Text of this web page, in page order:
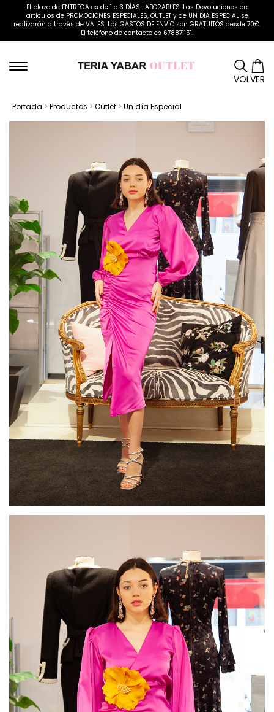
El plazo de ENTREGA es de 1 a 3 DÍAS LABORABLES. Las Devoluciones de
artículos de PROMOCIONES ESPECIALES, OUTLET y de UN DÍA ESPECIAL se
realizarán a través de VALES. Los GASTOS DE ENVÍO son GRATUITOS desde 70€.
El teléfono de contacto es 678871151.
VOLVER
Portada > Productos > Outlet > Un día Especial